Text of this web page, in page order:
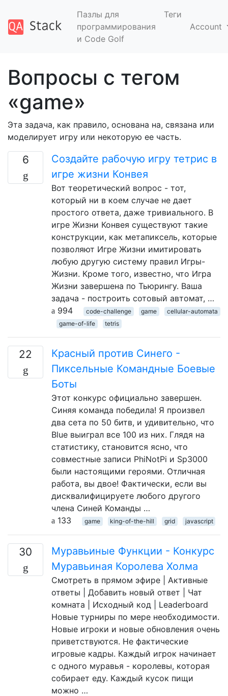
Пазлы для
программирования
и Code Golf
Теги
Account
Вопросы с тегом
«game»
Эта задача, как правило, основана на, связана или
моделирует игру или некоторую ее часть.
6
Создайте рабочую игру тетрис в
игре жизни Конвея
Вот теоретический вопрос - тот,
который ни в коем случае не дает
простого ответа, даже тривиального. В
игре Жизни Конвея существуют такие
конструкции, как метапиксель, которые
позволяют Игре Жизни имитировать
любую другую систему правил Игры-
Жизни. Кроме того, известно, что Игра
Жизни завершена по Тьюрингу. Ваша
задача - построить сотовый автомат, …
994
code-challenge game
cellular-automata
game-of-life
tetris
22
Красный против Синего -
Пиксельные Командные Боевые
Боты
Этот конкурс официально завершен.
Синяя команда победила! Я произвел
два сета по 50 битв, и удивительно, что
Blue выиграл все 100 из них. Глядя на
статистику, становится ясно, что
совместные записи PhiNotPi и Sp3000
были настоящими героями. Отличная
работа, вы двое! Фактически, если вы
дисквалифицируете любого другого
члена Синей Команды …
133
game king-of-the-hill grid javascript
30
Муравьиные Функции - Конкурс
Муравьиная Королева Холма
Смотреть в прямом эфире | Активные
ответы | Добавить новый ответ | Чат
комната | Исходный код | Leaderboard
Новые турниры по мере необходимости.
Новые игроки и новые обновления очень
приветствуются. Не фактические
игровые кадры. Каждый игрок начинает
с одного муравья - королевы, которая
собирает еду. Каждый кусок пищи
можно …